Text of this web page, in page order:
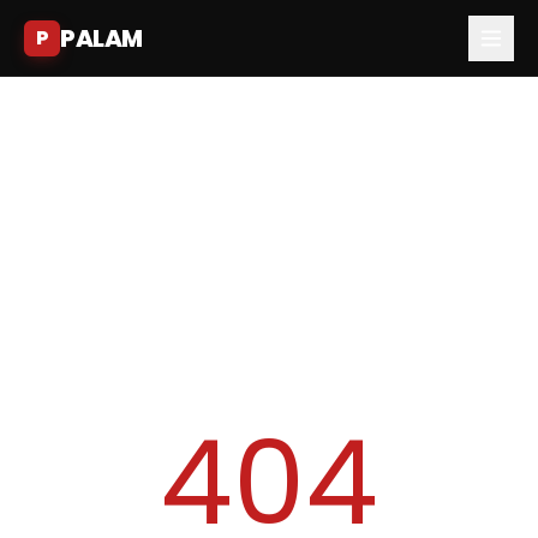
P PALAM
404